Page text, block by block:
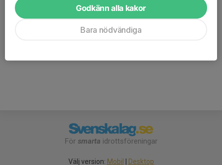
Benskydd
Mössa
För smarta idrottsföreningar
Välj version: Mobil Desktop
Godkänn alla kakor
Bara nödvändiga